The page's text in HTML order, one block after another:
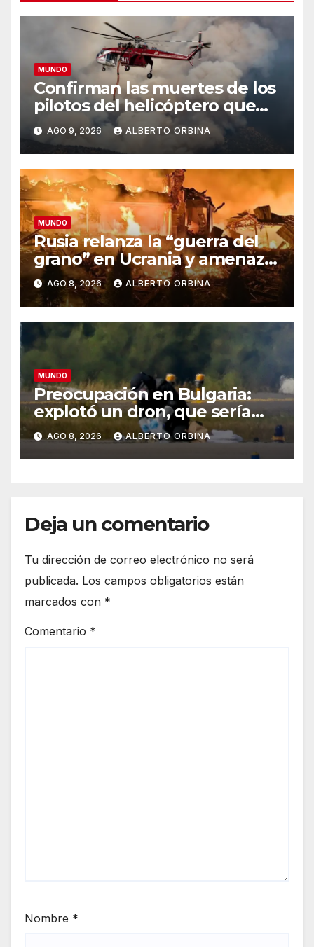
MUNDO
Confirman las muertes de los
pilotos del helicóptero que
quedó atrapado en medio del
incendio forestal, tras
estrellarse en Utah
AGO 9, 2026 ALBERTO ORBINA
MUNDO
Rusia relanza la “guerra del
grano” en Ucrania y amenaza
el suministro global de
alimentos
AGO 8, 2026 ALBERTO ORBINA
MUNDO
Preocupación en Bulgaria:
explotó un dron, que sería
ucraniano, cerca de un
gasoducto en la frontera con
Rumania
AGO 8, 2026 ALBERTO ORBINA
Deja un comentario
Tu dirección de correo electrónico no será
publicada. Los campos obligatorios están
marcados con *
Comentario *
Nombre *